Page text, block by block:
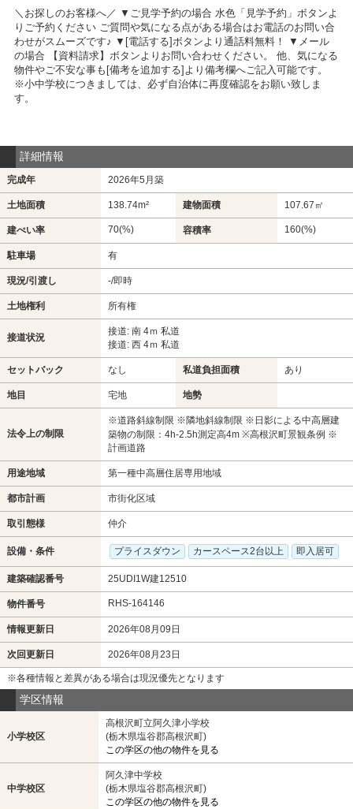
＼お探しのお客様へ／ ▼ご見学予約の場合 水色「見学予約」ボタンよ
りご予約ください ご質問や気になる点がある場合はお電話のお問い合
わせがスムーズです♪ ▼[電話する]ボタンより通話料無料！ ▼メール
の場合 【資料請求】ボタンよりお問い合わせください。 他、気になる
物件やご不安な事も[備考を追加する]より備考欄へご記入可能です。
※小中学校につきましては、必ず自治体に再度確認をお願い致しま
す。
詳細情報
完成年 2026年5月築
土地面積 138.74m² 建物面積 107.67㎡
建ぺい率 70(%) 容積率 160(%)
駐車場 有
現況/引渡し -/即時
土地権利 所有権
接道状況
接道: 南 4ｍ 私道
接道: 西 4ｍ 私道
セットバック なし 私道負担面積 あり
地目 宅地 地勢
法令上の制限
※道路斜線制限 ※隣地斜線制限 ※日影による中高層建
築物の制限：4h‐2.5h測定高4m ※高根沢町景観条例 ※
計画道路
用途地域 第一種中高層住居専用地域
都市計画 市街化区域
取引態様 仲介
設備・条件 プライスダウン カースペース2台以上 即入居可
建築確認番号 25UDI1W建12510
物件番号 RHS-164146
情報更新日 2026年08月09日
次回更新日 2026年08月23日
※各種情報と差異がある場合は現況優先となります
学区情報
小学校区
高根沢町立阿久津小学校
(栃木県塩谷郡高根沢町)
この学区の他の物件を見る
中学校区
阿久津中学校
(栃木県塩谷郡高根沢町)
この学区の他の物件を見る